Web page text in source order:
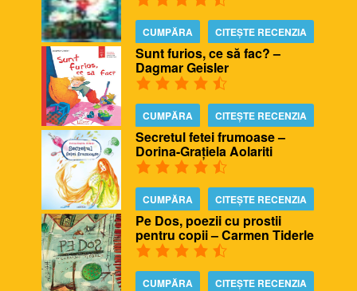
CUMPĂRA CITEȘTE RECENZIA
Sunt furios, ce să fac? –
Dagmar Geisler
CUMPĂRA CITEȘTE RECENZIA
Secretul fetei frumoase –
Dorina-Grațiela Aolariti
CUMPĂRA CITEȘTE RECENZIA
Pe Dos, poezii cu prostii
pentru copii – Carmen Tiderle
CUMPĂRA CITEȘTE RECENZIA